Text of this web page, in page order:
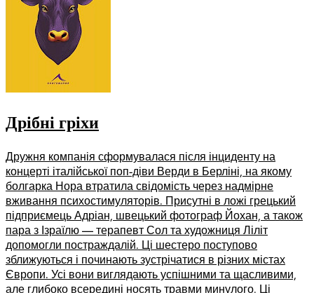
Дрібні гріхи
Дружня компанія сформувалася після інциденту на
концерті італійської поп-діви Верди в Берліні, на якому
болгарка Нора втратила свідомість через надмірне
вживання психостимуляторів. Присутні в ложі грецький
підприємець Адріан, швецький фотограф Йохан, а також
пара з Ізраїлю –– терапевт Сол та художниця Ліліт
допомогли постраждалій. Ці шестеро поступово
зближуються і починають зустрічатися в різних містах
Європи. Усі вони виглядають успішними та щасливими,
але глибоко всередині носять травми минулого. Ці